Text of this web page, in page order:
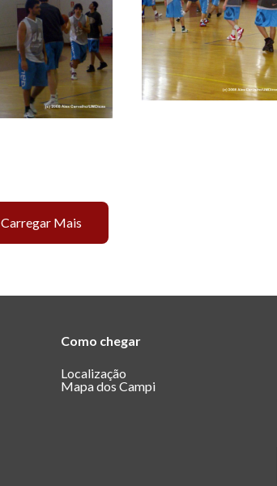
Carregar Mais
Como chegar
Localização
Mapa dos Campi